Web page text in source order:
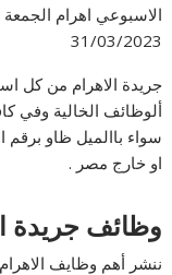
31/03/2023
جريدة الاهرام من كل
ألوظائف الخالية وفي
سواء باالميل ظاو
او خارج مصر .
وظائف جريدة